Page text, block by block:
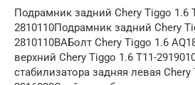
Подрамник задний Chery Tiggo 1.6
2810110Подрамник задний Chery
2810110BAБолт Chery Tiggo 1.6
верхний Chery Tiggo 1.6 T11-
стабилизатора задняя левая Chery